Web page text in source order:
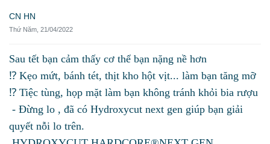
CN HN
Thứ Năm, 21/04/2022
Sau tết bạn cảm thấy cơ thể bạn nặng nề hơn
⁉️ Kẹo mứt, bánh tét, thịt kho hột vịt... làm bạn tăng mỡ
⁉️ Tiệc tùng, họp mặt làm bạn không tránh khỏi bia rượu
- Đừng lo , đã có Hydroxycut next gen giúp bạn giải
quyết nỗi lo trên.